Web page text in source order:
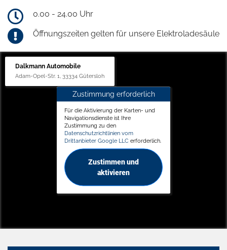
0.00 - 24.00 Uhr
Öffnungszeiten gelten für unsere Elektroladesäule
Dalkmann Automobile
Adam-Opel-Str. 1, 33334 Gütersloh
Zustimmung erforderlich
Für die Aktivierung der Karten- und
Navigationsdienste ist Ihre
Zustimmung zu den
Datenschutzrichtlinien vom
Drittanbieter Google LLC erforderlich.
Zustimmen und
aktivieren